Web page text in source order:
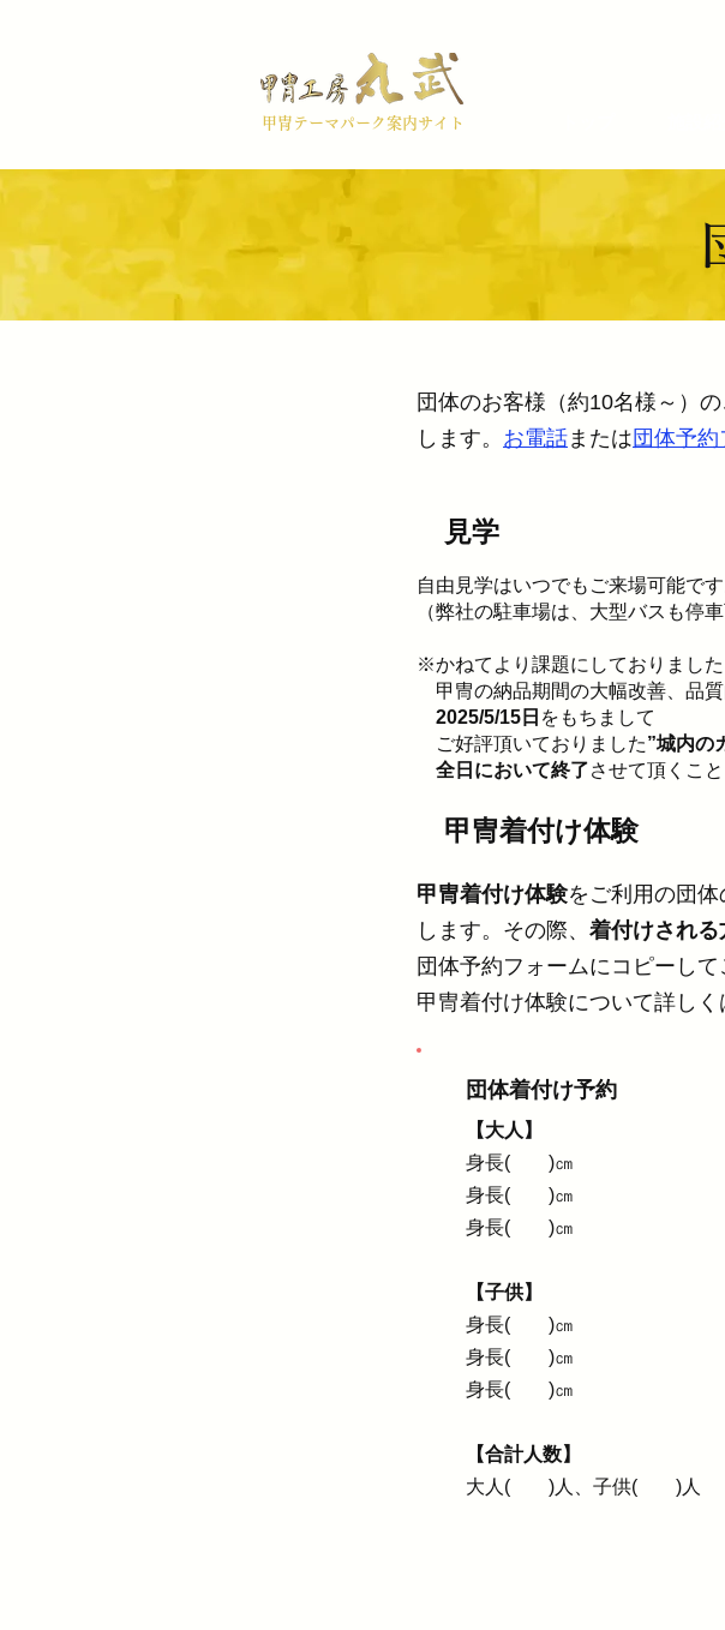
甲冑テーマパーク案内サイト
団体のお客様（約10名様～）
します。 お電話または 団体予
見学
自由見学はいつでもご来場可能です
（弊社の駐車場は、大型バスも停車
※かねてより課題にしておりました
甲冑の納品期間の大幅改善、品
2025/5/15日 をもちまして
ご好評頂いておりました”城内の
全日において終了させて頂くこ
甲冑着付け体験
甲冑着付け体験をご利用の団体
します。その際、 着付けされる
団体予約フォームにコピーして
甲冑着付け体験について詳しく
団体着付け予約
【大人】
身長( )㎝
身長( )㎝
身長( )㎝
【子供】
身長( )㎝
身長( )㎝
身長( )㎝
【合計人数】
大人( )人、 子供( )人​​​